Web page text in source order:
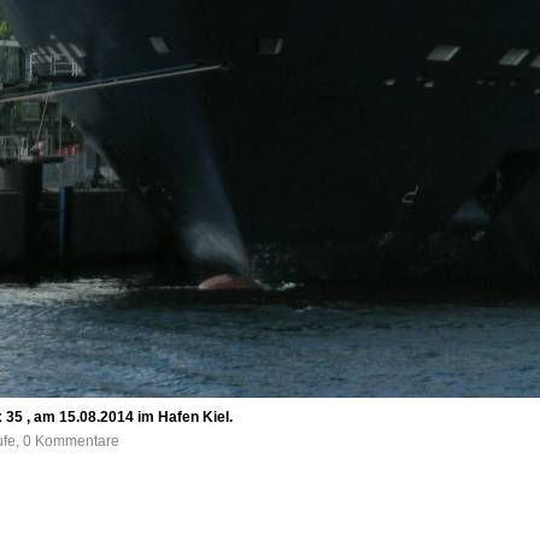
, am 15.08.2014 im Hafen Kiel.
0 Kommentare